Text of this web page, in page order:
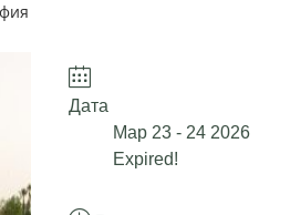
Дата
Мар 23 - 24 2026
Expired!